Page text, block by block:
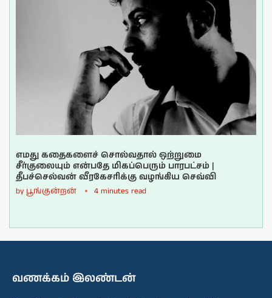
எமது கதைகளைச் சொல்வதால் ஒற்றுமை
சீர்குலையும் என்பதே மிகப்பெரும் பாரபட்சம் |
தீபச்செல்வன் வீரகேசரிக்கு வழங்கிய செவ்வி
by பூங்குன்றன் 4 minutes read
வணக்கம் இலண்டன்